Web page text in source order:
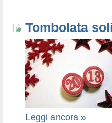
Tombolata
Leggi ancora »